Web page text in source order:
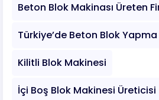
Beton Blok Makinası Üreten
Türkiye’de Beton Blok
Kilitli Blok Makinesi
İçi Boş Blok Makinesi Üreticisi